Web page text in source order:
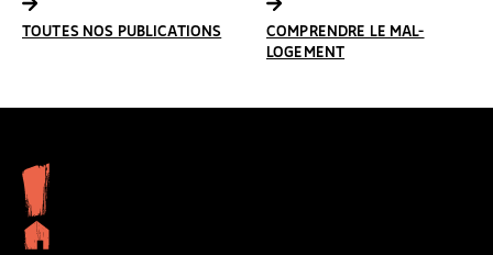
TOUTES NOS PUBLICATIONS
COMPRENDRE LE MAL-
LOGEMENT